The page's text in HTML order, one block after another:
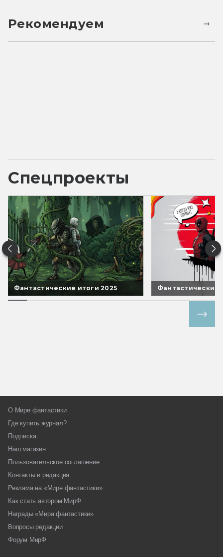
Рекомендуем
Спецпроекты
Фантастические итоги 2025 Фантастические
О Мире фантастики
Где купить журнал?
Подписка
Наш магазин
Пользовательское соглашение
Контакты и редакция
Реклама на «Мире фантастики»
Как стать автором МирФ
Награды «Мира фантастики»
Вопросы редакции
Форум МирФ